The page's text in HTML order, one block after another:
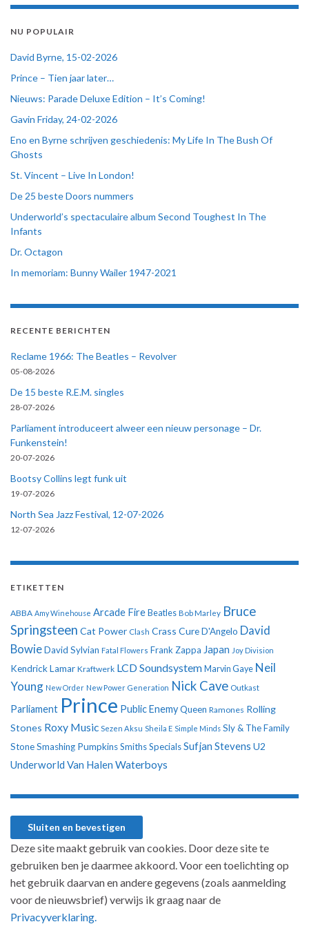
NU POPULAIR
David Byrne, 15-02-2026
Prince – Tien jaar later…
Nieuws: Parade Deluxe Edition – It’s Coming!
Gavin Friday, 24-02-2026
Eno en Byrne schrijven geschiedenis: My Life In The Bush Of
Ghosts
St. Vincent – Live In London!
De 25 beste Doors nummers
Underworld’s spectaculaire album Second Toughest In The
Infants
Dr. Octagon
In memoriam: Bunny Wailer 1947-2021
RECENTE BERICHTEN
Reclame 1966: The Beatles – Revolver
05-08-2026
De 15 beste R.E.M. singles
28-07-2026
Parliament introduceert alweer een nieuw personage – Dr.
Funkenstein!
20-07-2026
Bootsy Collins legt funk uit
19-07-2026
North Sea Jazz Festival, 12-07-2026
12-07-2026
ETIKETTEN
ABBA Amy Winehouse Arcade Fire Beatles Bob Marley Bruce
Springsteen Cat Power Clash Crass CureD'Angelo David
BowieDavid Sylvian Fatal Flowers Frank Zappa Japan Joy Division
Kendrick Lamar Kraftwerk LCD Soundsystem Marvin Gaye Neil
Young New Order New Power Generation Nick Cave Outkast
Parliament Prince Public EnemyQueen Ramones Rolling
Stones Roxy Music Sezen Aksu Sheila E Simple Minds Sly & The Family
StoneSmashing PumpkinsSmithsSpecialsSufjan Stevens U2
Underworld Van Halen Waterboys
Deze site maakt gebruik van cookies. Door deze site te
gebruiken ben je daarmee akkoord. Voor een toelichting op
het gebruik daarvan en andere gegevens (zoals aanmelding
voor de nieuwsbrief) verwijs ik graag naar de
Privacyverklaring.